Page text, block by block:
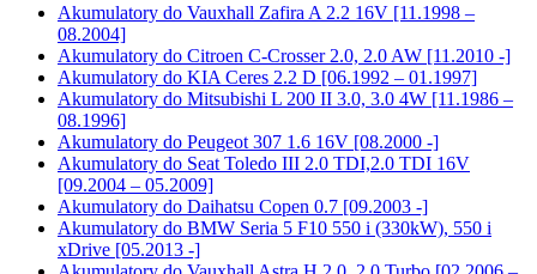
Akumulatory do Vauxhall Zafira A 2.2 16V [11.1998 –
08.2004]
Akumulatory do Citroen C-Crosser 2.0, 2.0 AW [11.2010 -]
Akumulatory do KIA Ceres 2.2 D [06.1992 – 01.1997]
Akumulatory do Mitsubishi L 200 II 3.0, 3.0 4W [11.1986 –
08.1996]
Akumulatory do Peugeot 307 1.6 16V [08.2000 -]
Akumulatory do Seat Toledo III 2.0 TDI,2.0 TDI 16V
[09.2004 – 05.2009]
Akumulatory do Daihatsu Copen 0.7 [09.2003 -]
Akumulatory do BMW Seria 5 F10 550 i (330kW), 550 i
xDrive [05.2013 -]